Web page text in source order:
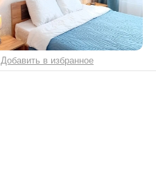
Добавить в избранное